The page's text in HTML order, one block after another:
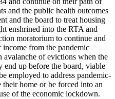
and the public health outcomes
and the board to treat housing
enshrined into the RTA and
moratorium to continue and
income from the pandemic
avalanche of evictions when the
end up before the board, viable
to address pandemic-
their home or be forced into an
of the economic lockdown.